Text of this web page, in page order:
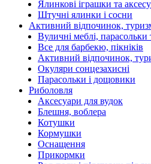
Ялинкові іграшки та
Штучні ялинки і сосни
Активний відпочинок,
Вуличні меблі, парасольки
Все для барбекю, пікніків
Активний відпочинок,
Окуляри сонцезахисні
Парасольки і дощовики
Риболовля
Аксесуари для вудок
Блешня, воблера
Котушки
Кормушки
Оснащення
Прикормки